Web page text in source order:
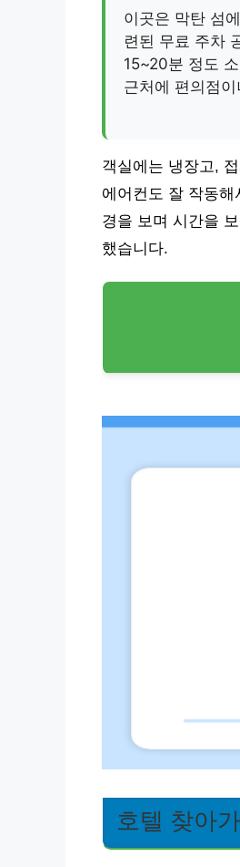
이곳은 막탄 섬
련된 무료 주차
15~20분 정도
근처에 편의점
객실에는 냉장고,
에어컨도 잘 작동
경을 보며 시간을
했습니다.
호텔 찾아